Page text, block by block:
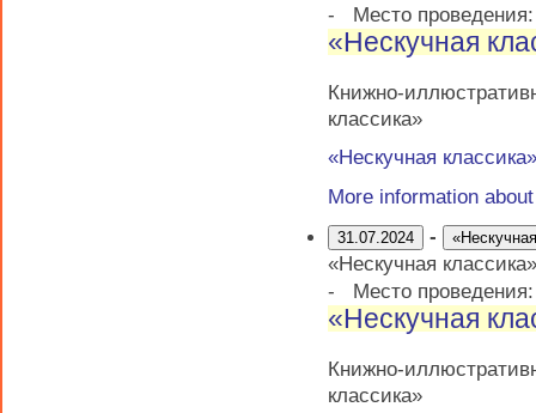
-
Место
«Нескучная
Книжно-
классика»
«Нескучная классика»
More information
31.07.2024 -
«Нескучная классика»
-
Место
«Нескучная
Книжно-
классика»